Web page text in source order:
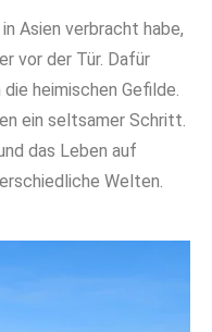
Asien verbracht habe,
vor der Tür. Dafür
heimischen Gefilde.
ein seltsamer Schritt.
das Leben auf
Welten.